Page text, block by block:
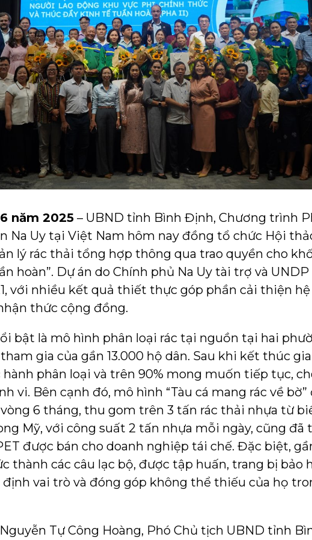
năm 2025 – UBND tỉnh Bình Định, Chương trình
Na Uy tại Việt Nam hôm nay đồng tổ chức Hội
lý rác thải tổng hợp thông qua trao quyền cho
hoàn”. Dự án do Chính phủ Na Uy tài trợ và
với nhiều kết quả thiết thực góp phần cải thiện
thức cộng đồng.
bật là mô hình phân loại rác tại nguồn tại hai
gia của gần 13.000 hộ dân. Sau khi kết thúc
phân loại và trên 90% mong muốn tiếp tục,
vi. Bên cạnh đó, mô hình “Tàu cá mang rác về
6 tháng, thu gom trên 3 tấn rác thải nhựa từ
Mỹ, với công suất 2 tấn nhựa mỗi ngày, cũng đã
được bán cho doanh nghiệp tái chế. Đặc biệt,
thành các câu lạc bộ, được tập huấn, trang bị bảo
vai trò và đóng góp không thể thiếu của họ
Tự Công Hoàng, Phó Chủ tịch UBND tỉnh